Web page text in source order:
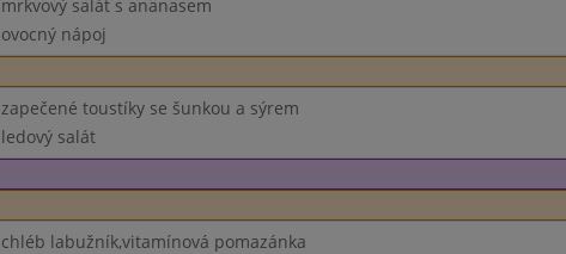
mrkvový salát s ananasem
ovocný nápoj
zapečené toustíky se šunkou a sýrem
ledový salát
chléb labužník,vitamínová pomazánka